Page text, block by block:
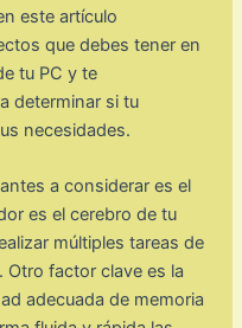
este artículo
que debes tener en
tu PC y te
determinar si tu
necesidades.
a considerar es el
es el cerebro de tu
múltiples tareas de
Otro factor clave es la
adecuada de memoria